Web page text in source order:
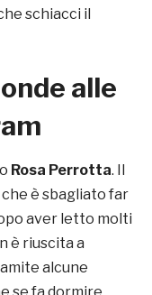
schiacci il
alle
Rosa Perrotta. Il
è sbagliato far
aver letto molti
è riuscita a
alcune